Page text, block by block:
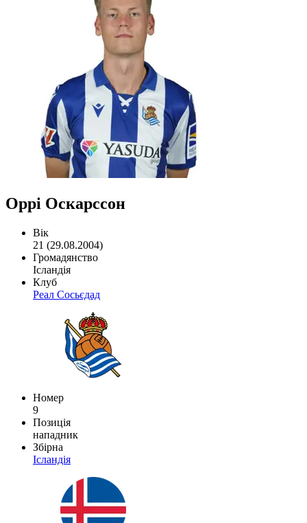
Оррі Оскарссон
Вік
21 (29.08.2004)
Громадянство
Ісландія
Клуб
Реал Сосьєдад
Номер
9
Позиція
нападник
Збірна
Ісландія